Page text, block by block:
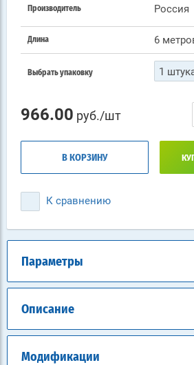
Производитель Россия
Длина 6
Выбрать упаковку 1
966.00 руб./шт
В КОРЗИНУ
К сравнению
Параметры
Описание
Модификации